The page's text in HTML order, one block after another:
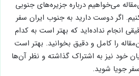
می‌خواهیم درباره جزیره‌های جنوبی
اگر دوست دارید به جنوب ایران سفر
انجام نداده‌اید که بهتر است به کدام
را کامل و دقیق بخوانید. بهتر است
خود نیز به اشتراک گذاشته و نظر آن‌ها
جویا شوید.